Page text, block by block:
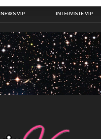
NEWS VIP INTERVISTE VIP